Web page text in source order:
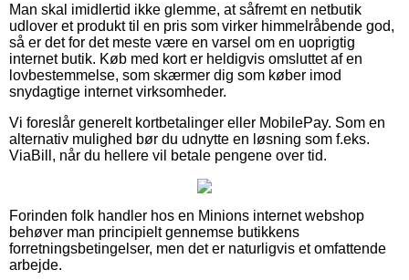
Man skal imidlertid ikke glemme, at såfremt en netbutik
udlover et produkt til en pris som virker himmelråbende god,
så er det for det meste være en varsel om en uoprigtig
internet butik. Køb med kort er heldigvis omsluttet af en
lovbestemmelse, som skærmer dig som køber imod
snydagtige internet virksomheder.
Vi foreslår generelt kortbetalinger eller MobilePay. Som en
alternativ mulighed bør du udnytte en løsning som f.eks.
ViaBill, når du hellere vil betale pengene over tid.
Forinden folk handler hos en Minions internet webshop
behøver man principielt gennemse butikkens
forretningsbetingelser, men det er naturligvis et omfattende
arbejde.